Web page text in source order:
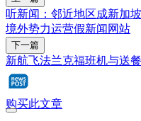
听新闻：邻近地区成新加
境外势力运营假新闻网站
下一篇
新航飞法兰克福班机与送
购买此文章